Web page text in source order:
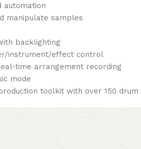
automation
manipulate samples
backlighting
instrument/effect control
time arrangement recording
mode
toolkit with over 150